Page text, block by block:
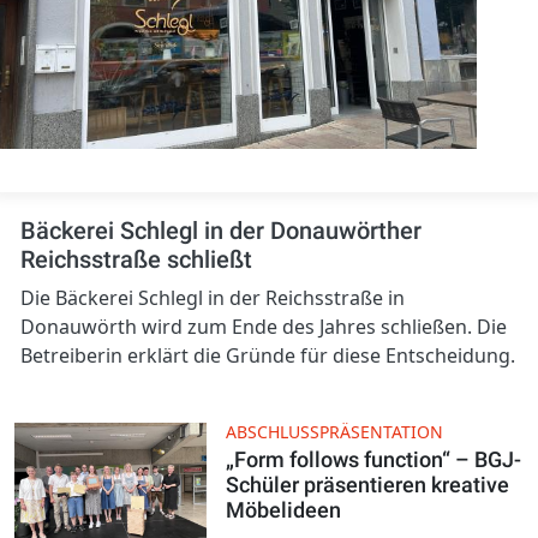
Bäckerei Schlegl in der Donauwörther
Reichsstraße schließt
Die Bäckerei Schlegl in der Reichsstraße in
Donauwörth wird zum Ende des Jahres schließen. Die
Betreiberin erklärt die Gründe für diese Entscheidung.
ABSCHLUSSPRÄSENTATION
„Form follows function“ – BGJ-
Schüler präsentieren kreative
Möbelideen